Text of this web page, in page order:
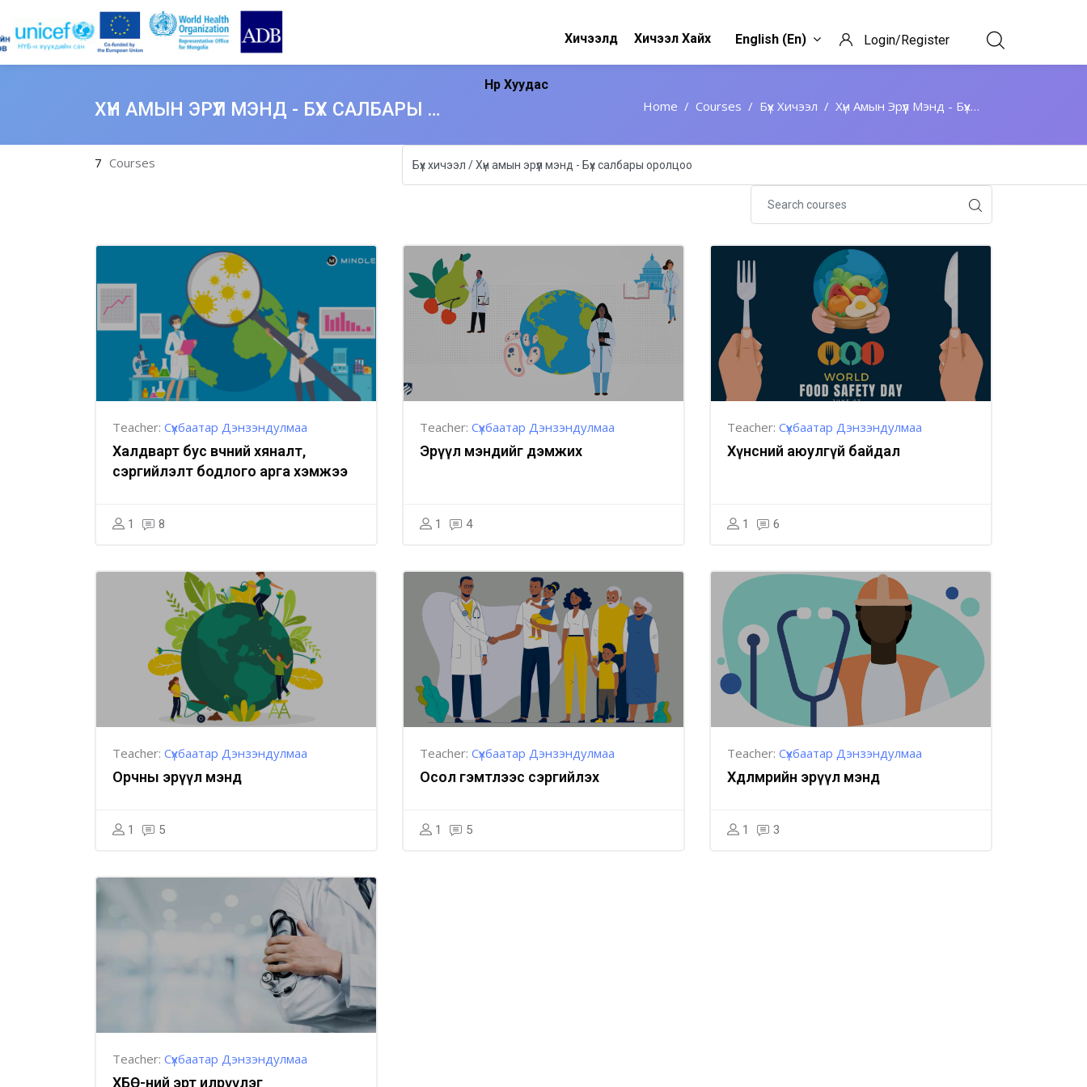
Login/Register
English ‎(en)‎
Хичээл Хайх
Хичээлүүд
Нүүр Хуудас
ХҮН АМЫН ЭРҮҮЛ МЭНД - БҮХ САЛБАРЫ ОРОЛЦОО Home Courses Бүх Хичээл Хүн Амын Эрүүл Мэнд - Бүх Салбары Оролцоо
7 Courses
Teacher: Сүхбаатар Дэнзэндулмаа
Халдварт бус өвчний хяналт,
сэргийлэлт бодлого арга хэмжээ
1 8
Teacher: Сүхбаатар Дэнзэндулмаа
Эрүүл мэндийг дэмжих
1 4
Teacher: Сүхбаатар Дэнзэндулмаа
Хүнсний аюулгүй байдал
1 6
Teacher: Сүхбаатар Дэнзэндулмаа
Орчны эрүүл мэнд
1 5
Teacher: Сүхбаатар Дэнзэндулмаа
Осол гэмтлээс сэргийлэх
1 5
Teacher: Сүхбаатар Дэнзэндулмаа
Хөдөлмөрийн эрүүл мэнд
1 3
Teacher: Сүхбаатар Дэнзэндулмаа
ХБӨ-ний эрт илрүүлэг